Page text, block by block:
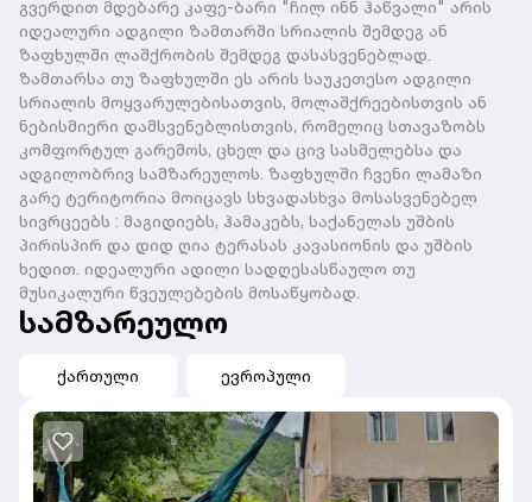
გვერდით მდებარე კაფე-ბარი "ჩილ ინნ ჰაწვალი" არის
იდეალური ადგილი ზამთარში სრიალის შემდეგ ან
ზაფხულში ლაშქრობის შემდეგ დასასვენებლად.
ზამთარსა თუ ზაფხულში ეს არის საუკეთესო ადგილი
სრიალის მოყვარულებისათვის, მოლაშქრეებისთვის ან
ნებისმიერი დამსვენებლისთვის, რომელიც სთავაზობს
კომფორტულ გარემოს, ცხელ და ცივ სასმელებსა და
ადგილობრივ სამზარეულოს. ზაფხულში ჩვენი ლამაზი
გარე ტერიტორია მოიცავს სხვადასხვა მოსასვენებელ
სივრცეებს : მაგიდიებს, ჰამაკებს, საქანელას უშბის
პირისპირ და დიდ ღია ტერასას კავასიონის და უშბის
ხედით. იდეალური ადილი სადღესასწაულო თუ
მუსიკალური წვეულებების მოსაწყობად.
სამზარეულო
ქართული ევროპული